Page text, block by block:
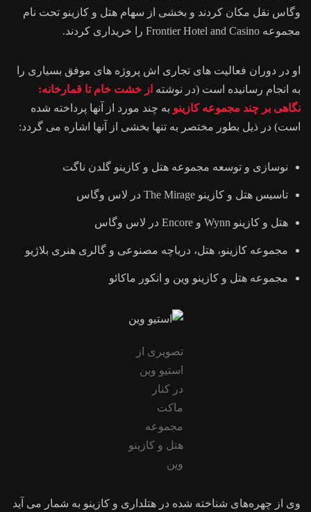
وگاس نقل مکان کردند و بخشی از سهام هتل و کازینو تحت نام
مجموعه Frontier Hotel and Casino را خریداری کردند.
او در دوران فعالیت های تجاری اش پروژه های موفق بسیاری را
به انجام رسانیده است (در نوشته از خشت خام تا قمارخانه:
نگاهی بر چند مجموعه کازینو به چند مورد از آنها پرداخته شده
است) در ذیل بطور مختصر به تنها بخشی از آنها اشاره می گردد:
نوسازی و توسعه مجموعه هتل و کازینو گلدن ناگت
تاسیس هتل و کازینو The Mirage در لاس وگاس
هتل و کازینو Wynn و Encore در لاس وگاس
مجموعه کازینو، هتل، دریاچه مصنوعی و گالری هنری بلاژیو
مجموعه هتل و کازینو وین و انکور ماکائو
تصویری از
استیو وین
در کنار
ماکت
مجموعه
هتل و کازینو
وین
وی از چهره‌های شناخته شده در هتلداری و کازینو به ‌شمار می آید